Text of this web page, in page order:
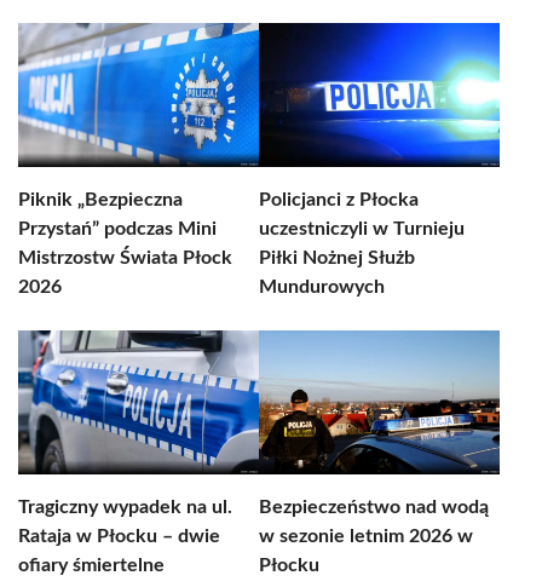
Piknik „Bezpieczna
Przystań” podczas Mini
Mistrzostw Świata Płock
2026
Policjanci z Płocka
uczestniczyli w Turnieju
Piłki Nożnej Służb
Mundurowych
Tragiczny wypadek na ul.
Rataja w Płocku – dwie
ofiary śmiertelne
Bezpieczeństwo nad wodą
w sezonie letnim 2026 w
Płocku